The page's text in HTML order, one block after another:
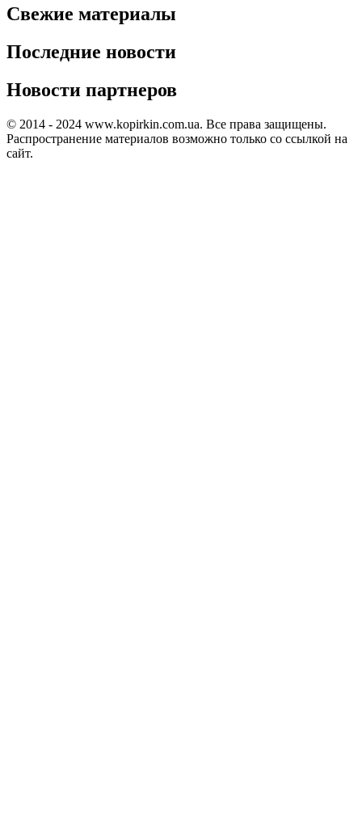
Свежие материалы
Последние новости
Новости партнеров
© 2014 - 2024 www.kopirkin.com.ua. Все права защищены.
Распространение материалов возможно только со ссылкой на
сайт.